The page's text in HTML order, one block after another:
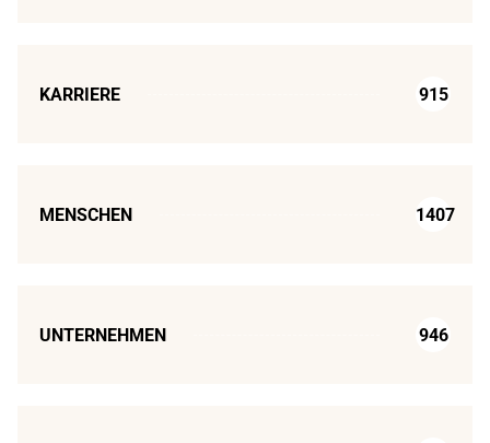
KARRIERE 915
MENSCHEN 1407
UNTERNEHMEN 946